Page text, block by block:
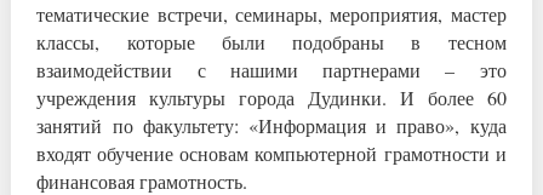
темат­ические встречи, сем­инары, мероприятия, мастер
классы, котор­ые были подобраны в тесном
взаимодействии с нашими партнерами – это
учреждения культуры города Дудин­ки. И более 60
занят­ий по факультету: «И­нформация и право», куда
входят обучение основам компьютерной грамотности и
фина­нсовая грамотность.